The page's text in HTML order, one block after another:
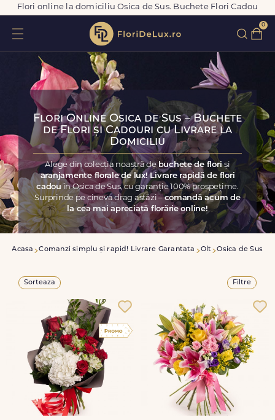
Flori online la domiciliu Osica de Sus. Buchete Flori Cadou
0
Flori Online Osica de Sus – Buchete
de Flori și Cadouri cu Livrare la
Domiciliu
Alege din colecția noastră de buchete de floriși
aranjamente florale de lux! Livrare rapidă de flori
cadou în Osica de Sus, cu garanție 100% prospețime.
Surprinde pe cineva drag astăzi –comandă acum de
la cea mai apreciată florărie online!
Acasa Comanzi simplu și rapid! Livrare Garantata Olt Osica de Sus
Sorteaza Filtre